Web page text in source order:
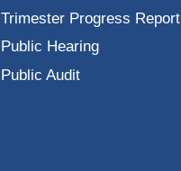
Trimester Progress Report
Public Hearing
Public Audit